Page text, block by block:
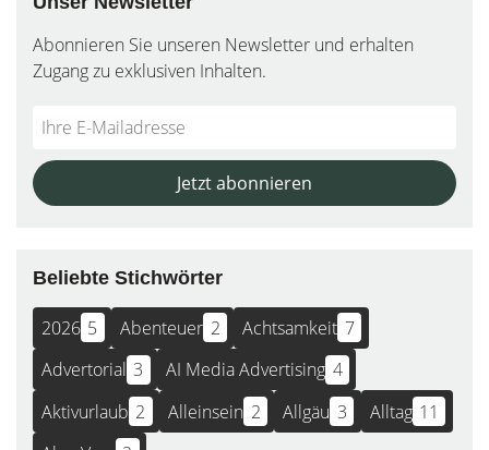
Abonnieren Sie unseren Newsletter und erhalten
Zugang zu exklusiven Inhalten.
Do
fill
this
*Ihre
Mailadresse:
Jetzt abonnieren
Beliebte Stichwörter
2026 5 Abenteuer 2 Achtsamkeit 7
Advertorial 3 AI Media Advertising 4
Aktivurlaub 2 Alleinsein 2 Allgäu 3 Alltag 11